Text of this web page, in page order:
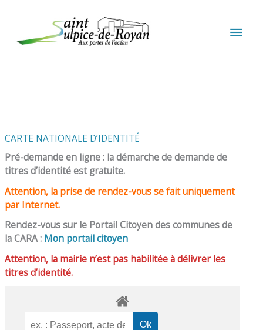
CARTE NATIONALE D’IDENTITÉ
Pré-demande en ligne : la démarche de demande de
titres d’identité est gratuite.
Attention, la prise de rendez-vous se fait uniquement
par Internet.
Rendez-vous sur le Portail Citoyen des communes de
la CARA : Mon portail citoyen
Attention, la mairie n’est pas habilitée à délivrer les
titres d’identité.